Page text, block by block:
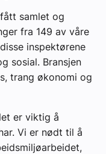
samlet og
fra 149 av våre
inspektørene
sosial. Bransjen
trang økonomi og
er viktig å
Vi er nødt til å